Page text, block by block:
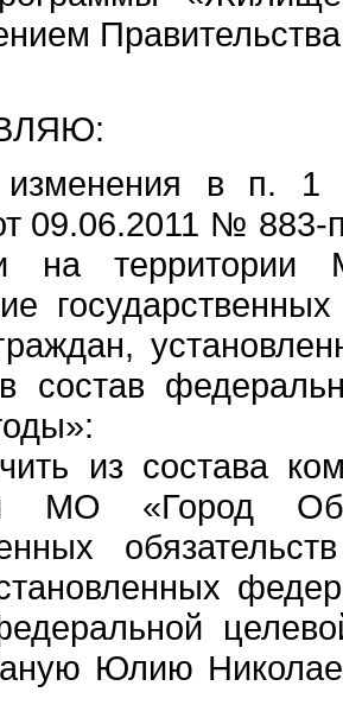
в п. 1
09.06.2011 № 883-
на
состав
из состава
МО «Город
Юлию